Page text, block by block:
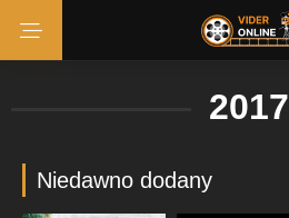
2017
Niedawno dodany